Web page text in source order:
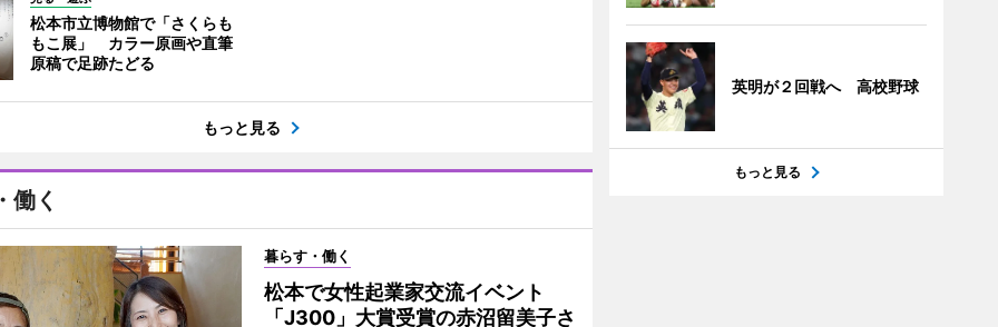
松本市立博物館で「さくらも
もこ展」 カラー原画や直筆
原稿で足跡たどる
もっと見る
働く
暮らす・働く
松本で女性起業家交流イベント
「J300」大賞受賞の赤沼留美子さ
英明が２回戦へ 高校野球
もっと見る